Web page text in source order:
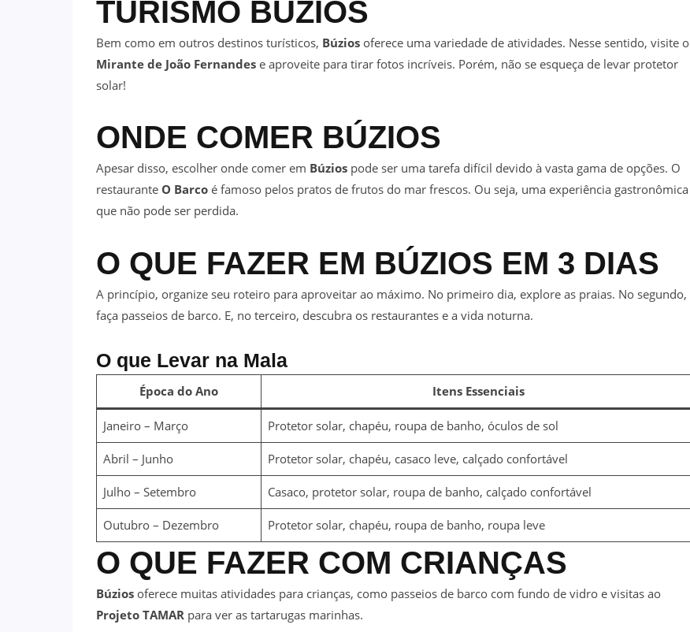
TURISMO BÚZIOS
Bem como em outros destinos turísticos, Búzios oferece uma variedade de atividades. Nesse sentido, visite o
Mirante de João Fernandes e aproveite para tirar fotos incríveis. Porém, não se esqueça de levar protetor
solar!
ONDE COMER BÚZIOS
Apesar disso, escolher onde comer em Búzios pode ser uma tarefa difícil devido à vasta gama de opções. O
restaurante O Barco é famoso pelos pratos de frutos do mar frescos. Ou seja, uma experiência gastronômica
que não pode ser perdida.
O QUE FAZER EM BÚZIOS EM 3 DIAS
A princípio, organize seu roteiro para aproveitar ao máximo. No primeiro dia, explore as praias. No segundo,
faça passeios de barco. E, no terceiro, descubra os restaurantes e a vida noturna.
O que Levar na Mala
Época do Ano Itens Essenciais
Janeiro – Março Protetor solar, chapéu, roupa de banho, óculos de sol
Abril – Junho Protetor solar, chapéu, casaco leve, calçado confortável
Julho – Setembro Casaco, protetor solar, roupa de banho, calçado confortável
Outubro – Dezembro Protetor solar, chapéu, roupa de banho, roupa leve
O QUE FAZER COM CRIANÇAS
Búzios oferece muitas atividades para crianças, como passeios de barco com fundo de vidro e visitas ao
Projeto TAMAR para ver as tartarugas marinhas.